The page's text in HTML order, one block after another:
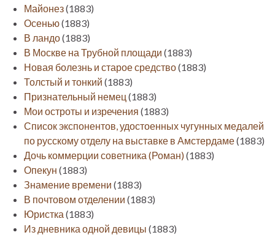
Майонез(1883)
Осенью(1883)
В ландо(1883)
В Москве на Трубной площади (1883)
Новая болезнь и старое средство(1883)
Толстый и тонкий (1883)
Признательный немец (1883)
Мои остроты и изречения (1883)
Список экспонентов, удостоенных чугунных медалей
по русскому отделу на выставке в Амстердаме(1883)
Дочь коммерции советника (Роман)(1883)
Опекун (1883)
Знамение времени (1883)
В почтовом отделении (1883)
Юристка (1883)
Из дневника одной девицы (1883)